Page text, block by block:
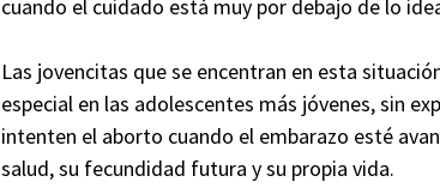
cuando el cuidado está muy por debajo de lo
Las jovencitas que se encentran en esta
especial en las adolescentes más jóvenes, sin
intenten el aborto cuando el embarazo esté
salud, su fecundidad futura y su propia vida.